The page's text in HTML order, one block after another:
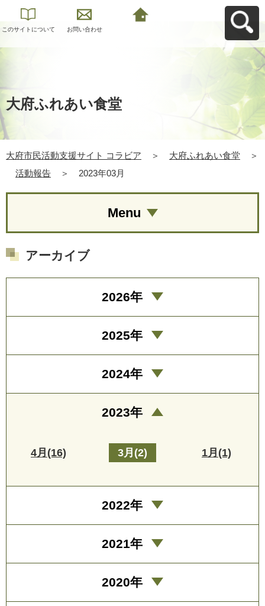
このサイトについて お問い合わせ
大府ふれあい食堂
大府市民活動支援サイト コラビア ＞ 大府ふれあい食堂
＞
活動報告
＞ 2023年03月
Menu
アーカイブ
2026年
2025年
2024年
2023年
4月(16) 3月(2) 1月(1)
2022年
2021年
2020年